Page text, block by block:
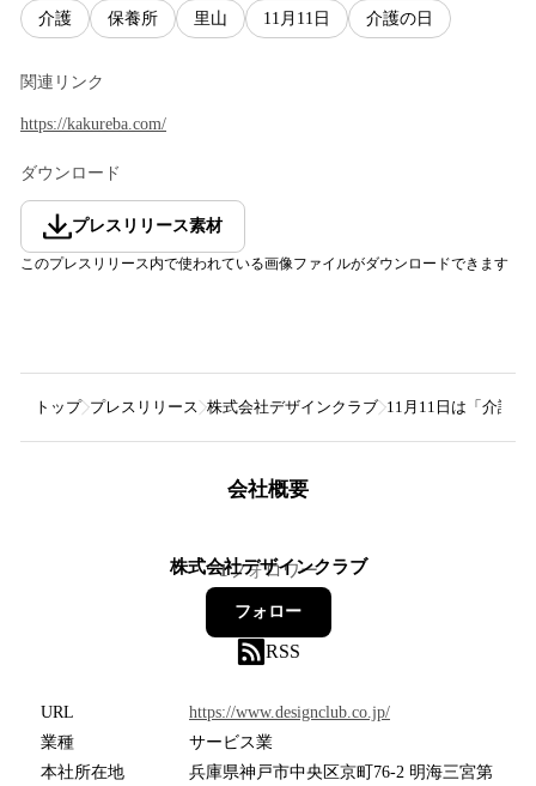
介護 保養所 里山 11月11日 介護の日
関連リンク
https://kakureba.com/
ダウンロード
プレスリリース素材
このプレスリリース内で使われている画像ファイルがダウンロードできます
トップ プレスリリース 株式会社デザインクラブ 11月11日は「介護
会社概要
株式会社デザインクラブ
1フォロワー
フォロー
RSS
URL
https://www.designclub.co.jp/
業種
サービス業
本社所在地
兵庫県神戸市中央区京町76-2 明海三宮第